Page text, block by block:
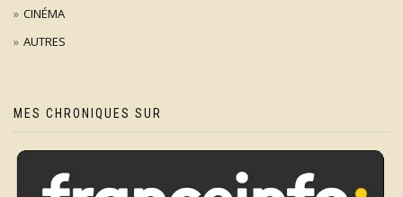
CINÉMA
AUTRES
MES CHRONIQUES SUR